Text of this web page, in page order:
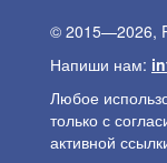
© 2015—2026,
Напиши нам:
Любое
только с
активной